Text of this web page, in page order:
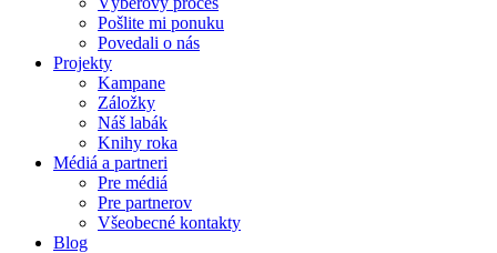
Pošlite mi ponuku
Povedali o nás
Projekty
Kampane
Záložky
Náš labák
Knihy roka
Médiá a partneri
Pre médiá
Pre partnerov
Všeobecné kontakty
Blog